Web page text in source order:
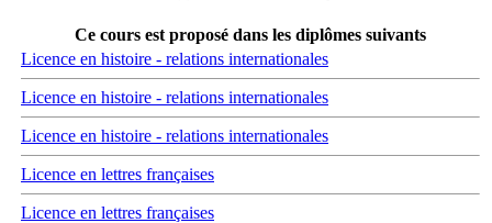
Ce cours est proposé dans les diplômes suivants
Licence en histoire - relations internationales
Licence en histoire - relations internationales
Licence en histoire - relations internationales
Licence en lettres françaises
Licence en lettres françaises